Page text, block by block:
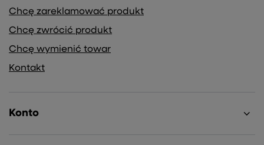
Chcę zareklamować produkt
Chcę zwrócić produkt
Chcę wymienić towar
Kontakt
Konto